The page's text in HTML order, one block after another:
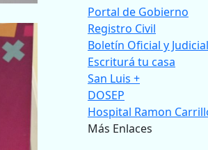
Portal de Gobierno
Registro Civil
Boletín Oficial y Judicial
Escriturá tu casa
San Luis +
DOSEP
Hospital Ramon
Más Enlaces